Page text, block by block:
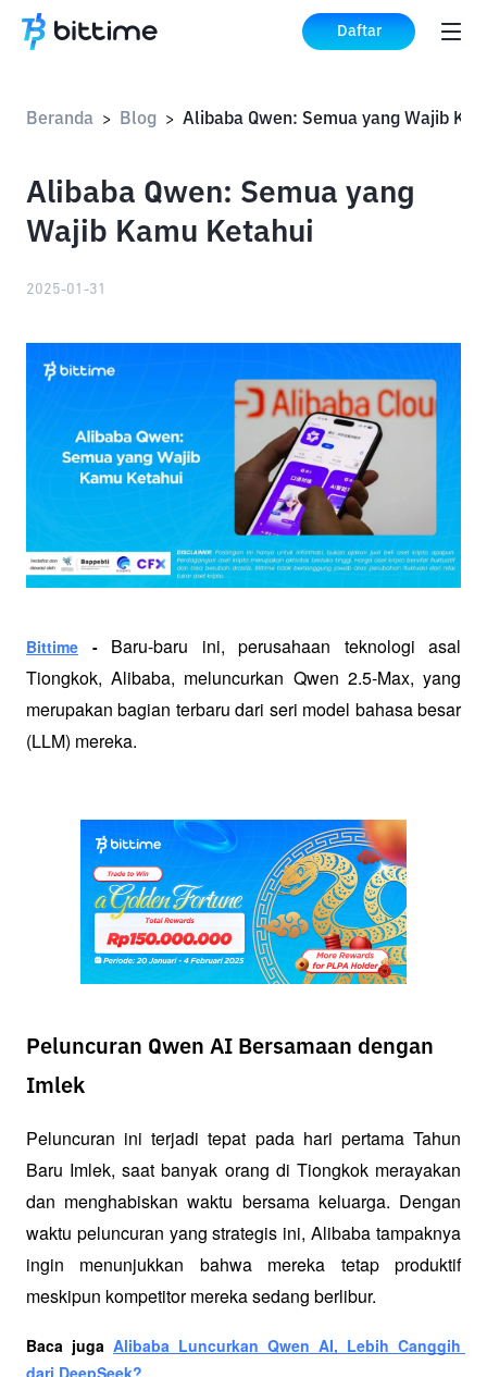
Daftar
Beranda > Blog >
Alibaba Qwen: Semua yang
Wajib Kamu Ketahui
2025-01-31
Bittime - Baru-baru ini, perusahaan teknologi asal
Tiongkok, Alibaba, meluncurkan Qwen 2.5-Max, yang
merupakan bagian terbaru dari seri model bahasa besar
(LLM) mereka.
Peluncuran Qwen AI Bersamaan dengan
Imlek
Peluncuran ini terjadi tepat pada hari pertama Tahun
Baru Imlek, saat banyak orang di Tiongkok merayakan
dan menghabiskan waktu bersama keluarga. Dengan
waktu peluncuran yang strategis ini, Alibaba tampaknya
ingin menunjukkan bahwa mereka tetap produktif
meskipun kompetitor mereka sedang berlibur.
Baca juga Alibaba Luncurkan Qwen AI, Lebih Canggih
dari DeepSeek?